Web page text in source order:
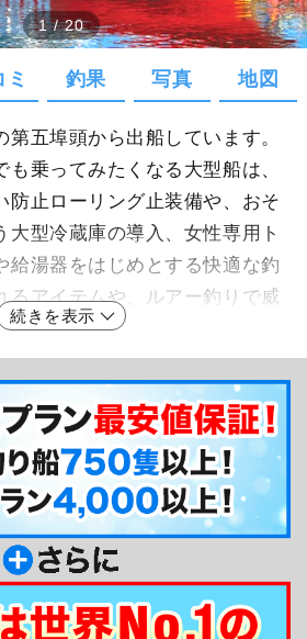
1/20
ミ 釣果 写真 地図
第五埠頭から出船しています。
も乗ってみたくなる大型船は、
防止ローリング止装備や、おそ
大型冷蔵庫の導入、女性専用ト
給湯器をはじめとする快適な釣
るアイテムや、ルアー釣りで威
のツナタワー搭載、魚体長判別
けをする設備も充実。日立丸が
ヒラメ、イカなど定番魚種や、
む魚から、マグロやカツオ、シ
季折々のルアーで釣れる全魚種
テランまで、どなた様もお気軽
のメッセージ
丸です。大型船で出船していま
続きを表示